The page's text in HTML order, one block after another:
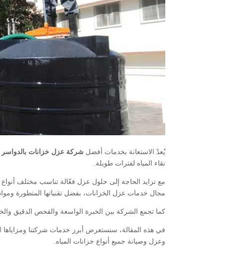
يُعدّ الاستعانة بخدمات أفضل شركة عزل خزانات بالدواسر
نقاء المياه لفترات طويلة.
مع تزايد الحاجة إلى حلول عزل فعّالة تناسب مختلف
مجال خدمات عزل الخزانات، بفضل تقنياتها المتطورة
كما تجمع الشركة بين الخبرة الواسعة والفحص الدقيق
في هذه المقالة، سنستعرض أبرز خدمات شركتنا ومزاياها
وعزل وصيانة جميع أنواع خزانات المياه.